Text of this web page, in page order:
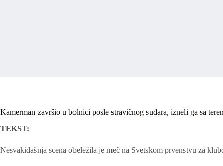
Kamerman završio u bolnici posle stravičnog sudara, izneli ga sa
TEKST:
Nesvakidašnja scena obeležila je meč na Svetskom prvenstvu za